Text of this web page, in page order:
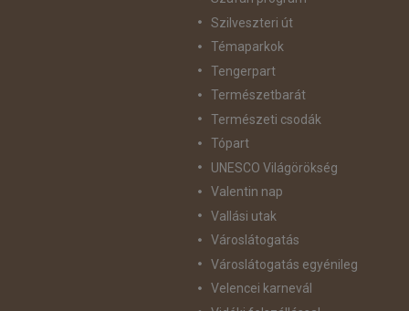
Szilveszteri út
Témaparkok
Tengerpart
Természetbarát
Természeti csodák
Tópart
UNESCO Világörökség
Valentin nap
Vallási utak
Városlátogatás
Városlátogatás egyénileg
Velencei karnevál